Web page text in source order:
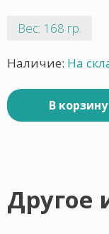
Вес: 168 гр.
Наличие: На
В корзину
Другое